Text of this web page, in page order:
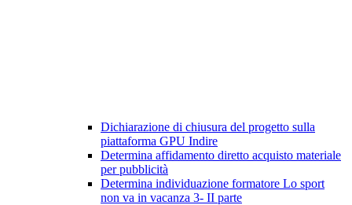
Dichiarazione di chiusura del progetto sulla
piattaforma GPU Indire
Determina affidamento diretto acquisto materiale
per pubblicità
Determina individuazione formatore Lo sport
non va in vacanza 3- II parte